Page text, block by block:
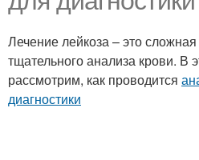
Лечение лейкоза – это
тщательного анализа крови. В
рассмотрим, как проводится
диагностики